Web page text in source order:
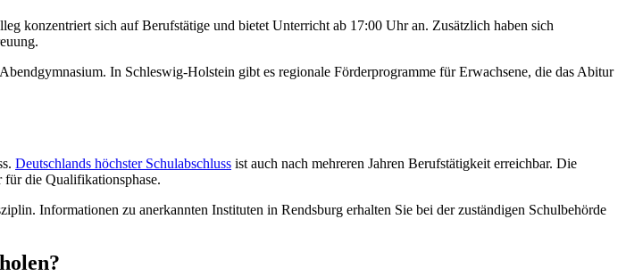
konzentriert sich auf Berufstätige und bietet Unterricht ab 17:00 Uhr an. Zusätzlich haben sich
In Schleswig-Holstein gibt es regionale Förderprogramme für Erwachsene, die das Abitur
Deutschlands höchster Schulabschluss ist auch nach mehreren Jahren Berufstätigkeit erreichbar. Die
für die Qualifikationsphase.
Informationen zu anerkannten Instituten in Rendsburg erhalten Sie bei der zuständigen Schulbehörde